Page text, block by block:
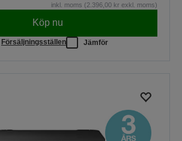
inkl. moms (2.396,00 kr exkl. moms)
Köp nu
Försäljningsställen Jämför